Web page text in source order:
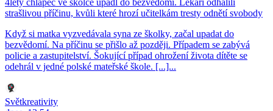
strašlivou příčinu, kvůli které hrozí učitelkám tresty odnětí svobody
Když si matka vyzvedávala syna ze školky, začal upadat do
bezvědomí. Na příčinu se přišlo až později. Případem se zabývá
policie a zastupitelství. Šokující případ ohrožení života dítěte se
odehrál v jedné polské mateřské škole. [...]...
Světkreativity